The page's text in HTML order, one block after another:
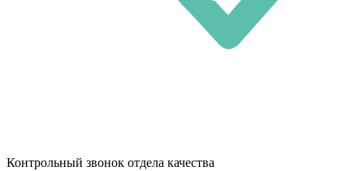
Контрольный звонок отдела качества